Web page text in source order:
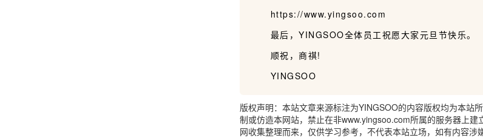
https://www.yingsoo.com
最后，YINGSOO全体员工祝愿大家元旦节快乐。
顺祝，商祺!
YINGSOO
版权声明：本站文章来源标注为YINGSOO的内容版权均为本站
制或仿造本网站，禁止在非www.yingsoo.com所属的服务器上
网收集整理而来，仅供学习参考，不代表本站立场，如有内容涉